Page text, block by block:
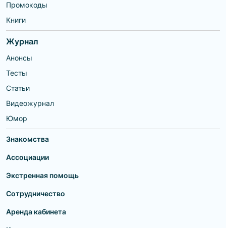
Промокоды
Книги
Журнал
Анонсы
Тесты
Статьи
Видеожурнал
Юмор
Знакомства
Ассоциации
Экстренная помощь
Сотрудничество
Аренда кабинета